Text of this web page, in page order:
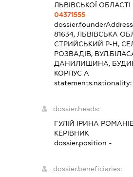
ЛЬВІВСЬКОЇ ОБЛАСТІ
04371555
dossier.founderAddress
81634, ЛЬВІВСЬКА
СТРИЙСЬКИЙ Р-Н,
РОЗВАДІВ,
ДАНИЛИШИНА,
КОРПУС А
statements.nationality:
dossier.heads:
ГУЛІЙ ІРИНА
КЕРІВНИК
dossier.position -
dossier.beneficiaries: